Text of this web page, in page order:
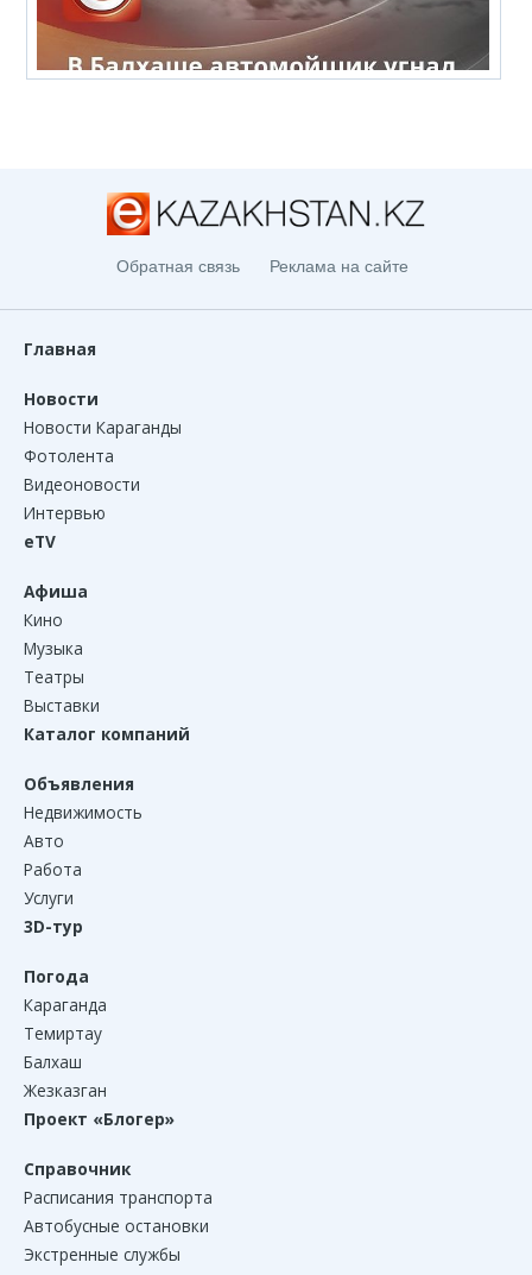
Обратная связь Реклама на сайте
Главная
Новости
Новости Караганды
Фотолента
Видеоновости
Интервью
eTV
Афиша
Кино
Музыка
Театры
Выставки
Каталог компаний
Объявления
Недвижимость
Авто
Работа
Услуги
3D-тур
Погода
Караганда
Темиртау
Балхаш
Жезказган
Проект «Блогер»
Справочник
Расписания транспорта
Автобусные остановки
Экстренные службы